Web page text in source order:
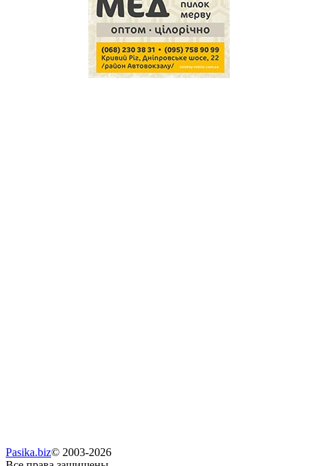
Pasika.biz© 2003-2026